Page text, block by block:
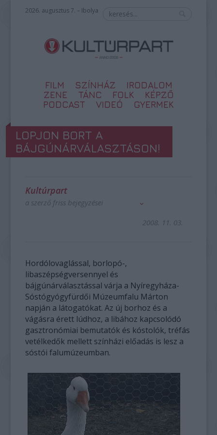
2026. augusztus 7. – Ibolya
FILM SZÍNHÁZ
IRODALOM
ZENE
TÁNC FOLK
KÉPZŐ
PODCAST
VIDEÓ GYERMEK
LOPJON BORT A
BÁJGÚNÁRVÁLASZTÁSON!
Kultúrpart
a szerző friss bejegyzései
2008. 11. 03.
Hordólovaglással, borlopó-,
libaszépségversennyel és
bájgúnárválasztással várja a Nyíregyháza-
Sóstógyógyfürdői Múzeumfalu Márton
napján a látogatókat. Az új borhoz és a
vágásra érett lúdhoz, a libához kapcsolódó
gasztronómiai bemutatók és kóstolók, tréfás
vetélkedők mellett színházi előadás is lesz a
sóstói falumúzeumban.